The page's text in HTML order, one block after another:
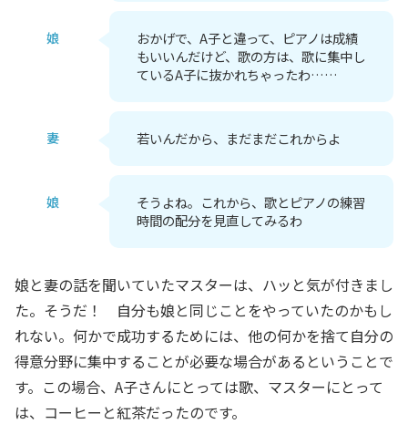
娘
おかげで、A子と違って、ピアノは成績
もいいんだけど、歌の方は、歌に集中し
ているA子に抜かれちゃったわ……
妻 若いんだから、まだまだこれからよ
娘
そうよね。これから、歌とピアノの練習
時間の配分を見直してみるわ
娘と妻の話を聞いていたマスターは、ハッと気が付きまし
た。そうだ！ 自分も娘と同じことをやっていたのかもし
れない。何かで成功するためには、他の何かを捨て自分の
得意分野に集中することが必要な場合があるということで
す。この場合、A子さんにとっては歌、マスターにとって
は、コーヒーと紅茶だったのです。